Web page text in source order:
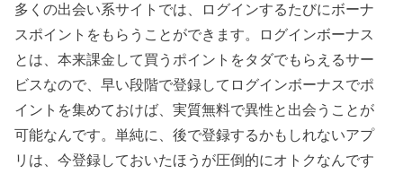
多くの出会い系サイトでは、ログインするたびにボーナ
スポイントをもらうことができます。ログインボーナス
とは、本来課金して買うポイントをタダでもらえるサー
ビスなので、早い段階で登録してログインボーナスでポ
イントを集めておけば、実質無料で異性と出会うことが
可能なんです。単純に、後で登録するかもしれないアプ
リは、今登録しておいたほうが圧倒的にオトクなんです